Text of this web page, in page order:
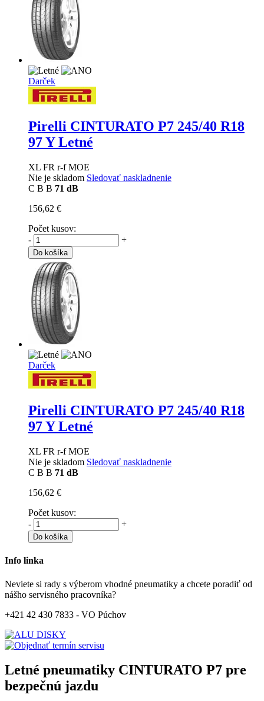
Darček
Pirelli CINTURATO P7 245/40 R18
97 Y Letné
XL FR r-f MOE
Nie je skladom Sledovať naskladnenie
C B B 71 dB
156,62 €
Počet kusov:
-
+
Do košíka
Darček
Pirelli CINTURATO P7 245/40 R18
97 Y Letné
XL FR r-f MOE
Nie je skladom Sledovať naskladnenie
C B B 71 dB
156,62 €
Počet kusov:
-
+
Do košíka
Info linka
Neviete si rady s výberom vhodné pneumatiky a chcete poradiť od
nášho servisného pracovníka?
+421 42 430 7833 - VO Púchov
Letné pneumatiky CINTURATO P7 pre
bezpečnú jazdu